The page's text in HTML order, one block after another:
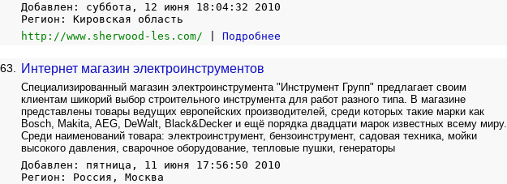
Добавлен: суббота, 12 июня 18:04:32 2010
Регион: Кировская область
http://www.sherwood-les.com/
Подробнее
63. Интернет магазин электроинструментов
Специализированный магазин электроинструмента "Инструмент Групп" предлагает своим
клиентам шикорий выбор строительного инструмента для работ разного типа. В магазине
представлены товары ведущих европейских производителей, среди которых такие марки как
Bosch, Makita, AEG, DeWalt, Black&Decker и ещё порядка двадцати марок известных всему миру.
Среди наименований товара: электроинструмент, бензоинструмент, садовая техника, мойки
высокого давления, сварочное оборудование, тепловые пушки, генераторы
Добавлен: пятница, 11 июня 17:56:50 2010
Регион: Россия, Москва